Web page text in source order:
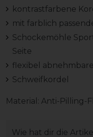
kontrastfarbene
mit farblich
Schockemöhle
Seite
flexibel
Schweifkordel
Material: Anti-Pilling-
Wie hat dir die